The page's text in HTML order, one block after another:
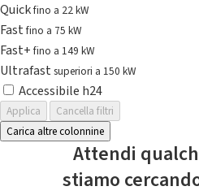
Quickfino a 22 kW
Fastfino a 75 kW
Fast+fino a 149 kW
Ultrafast superiori a 150 kW
Accessibile h24
Applica
Cancella filtri
Carica altre colonnine
Attendi
stiamo